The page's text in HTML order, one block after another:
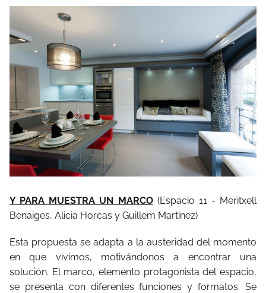
Y PARA MUESTRA UN MARCO(Espacio 11 - Meritxell
Benaiges, Alicia Horcas y Guillem Martínez)
Esta propuesta se adapta a la austeridad del momento
en que vivimos, motivándonos a encontrar una
solución. El marco, elemento protagonista del espacio,
se presenta con diferentes funciones y formatos. Se